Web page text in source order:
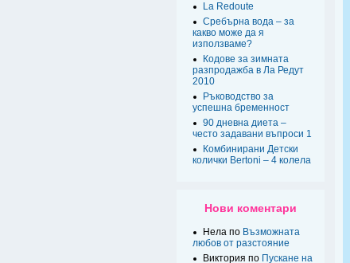
La Redoute
Сребърна вода – за
какво може да я
използваме?
Кодове за зимната
разпродажба в Ла Редут
2010
Ръководство за
успешна бременност
90 дневна диета –
често задавани въпроси 1
Комбинирани Детски
колички Bertoni – 4 колела
Нови коментари
Нела по Възможната
любов от разстояние
Виктория по Пускане на